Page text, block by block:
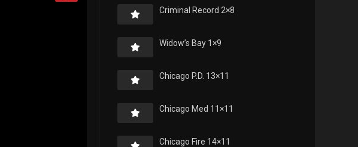
Criminal Record 2×8
Widow’s Bay 1×9
Chicago P.D. 13×11
Chicago Med 11×11
Chicago Fire 14×11